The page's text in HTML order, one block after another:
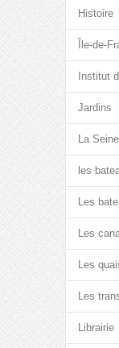
Histoire
Île-de-
Institut
Jardins
La
les
Les
Les
Les
Les
Librairie